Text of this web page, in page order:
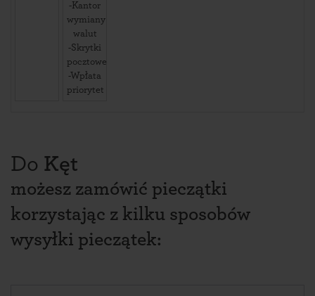
-Kantor
wymiany
walut
-Skrytki
pocztowe
-Wpłata
priorytet
Do Kęt
możesz zamówić pieczątki
korzystając z kilku sposobów
wysyłki pieczątek: